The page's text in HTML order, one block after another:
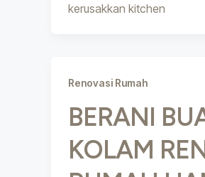
kerusakkan kitchen
Renovasi Rumah
BERANI
KOLAM